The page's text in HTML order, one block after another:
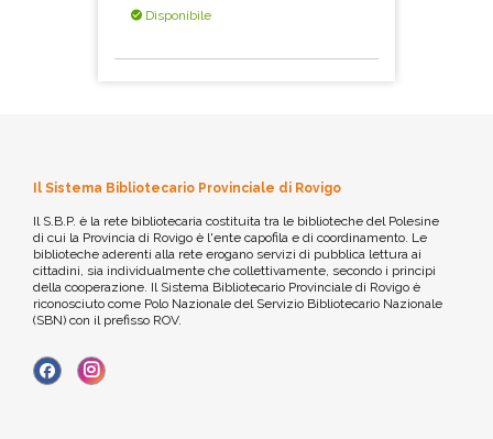
Disponibile
Il Sistema Bibliotecario Provinciale di Rovigo
Il S.B.P. è la rete bibliotecaria costituita tra le biblioteche del Polesine
di cui la Provincia di Rovigo è l'ente capofila e di coordinamento. Le
biblioteche aderenti alla rete erogano servizi di pubblica lettura ai
cittadini, sia individualmente che collettivamente, secondo i principi
della cooperazione. Il Sistema Bibliotecario Provinciale di Rovigo è
riconosciuto come Polo Nazionale del Servizio Bibliotecario Nazionale
(SBN) con il prefisso ROV.